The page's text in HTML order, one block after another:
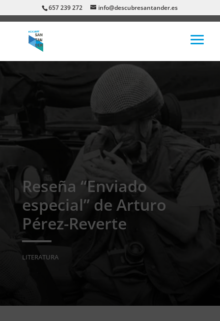
657 239 272 info@descubresantander.es
Reseña “Enviado
especial” de Arturo
Pérez-Reverte
LITERATURA